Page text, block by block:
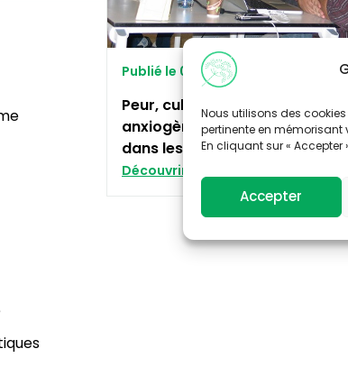
Nous utilisons des
pertinente en mémorisant
En cliquant sur « Accepter
Accepter
Publié le 08/11/2013
Peur, culpabilisation, messages
anxiogènes : quel(s) usage(s)
dans les actions éducatives ?
Découvrir